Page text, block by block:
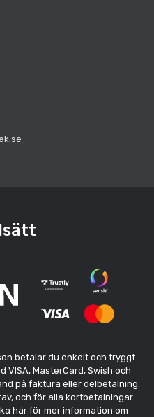
betalar du enkelt och tryggt.
MasterCard, Swish och
på faktura eller delbetalning.
och för alla kortbetalningar
här för mer information om